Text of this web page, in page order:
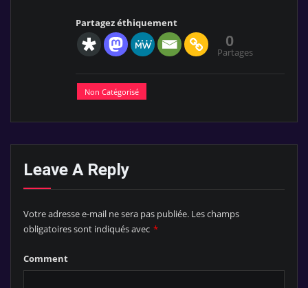
Partagez éthiquement
0
Partages
Non Catégorisé
Leave A Reply
Votre adresse e-mail ne sera pas publiée. Les champs
obligatoires sont indiqués avec *
Comment